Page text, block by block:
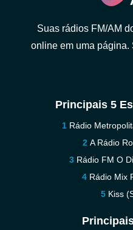
Suas rádios FM/AM
online em uma página.
Principais 5
Rádio
A Rádio
Rádio FM O
Rádio Mix
Kiss